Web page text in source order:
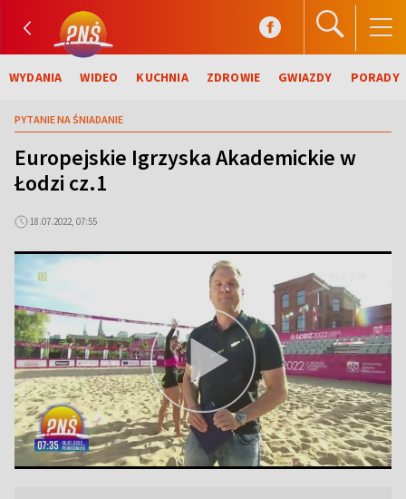
WYDANIA WIDEO KUCHNIA ZDROWIE GWIAZDY PORADY
PYTANIE NA ŚNIADANIE
Europejskie Igrzyska Akademickie w
Łodzi cz.1
18.07.2022, 07:55